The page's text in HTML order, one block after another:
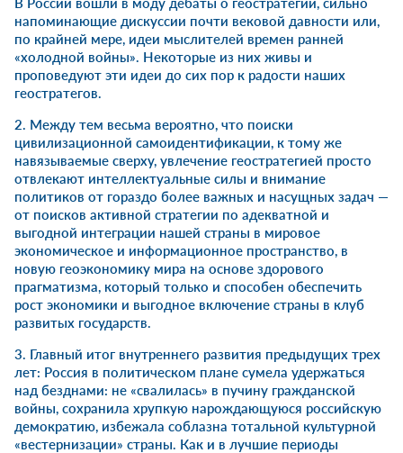
напоминающие дискуссии почти вековой давности или,
по крайней мере, идеи мыслителей времен ранней
«холодной войны». Некоторые из них живы и
проповедуют эти идеи до сих пор к радости наших
геостратегов.
2. Между тем весьма вероятно, что поиски
цивилизационной самоидентификации, к тому же
навязываемые сверху, увлечение геостратегией просто
отвлекают интеллектуальные силы и внимание
политиков от гораздо более важных и насущных задач —
от поисков активной стратегии по адекватной и
выгодной интеграции нашей страны в мировое
экономическое и информационное пространство, в
новую геоэкономику мира на основе здорового
прагматизма, который только и способен обеспечить
рост экономики и выгодное включение страны в клуб
развитых государств.
3. Главный итог внутреннего развития предыдущих трех
лет: Россия в политическом плане сумела удержаться
над безднами: не «свалилась» в пучину гражданской
войны, сохранила хрупкую нарождающуюся российскую
демократию, избежала соблазна тотальной культурной
«вестернизации» страны. Как и в лучшие периоды